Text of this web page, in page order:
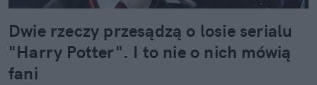
Dwie rzeczy przesądzą o losie serialu
"Harry Potter". I to nie o nich mówią
fani